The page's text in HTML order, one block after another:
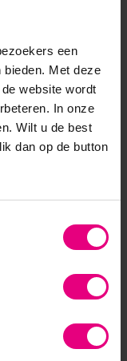
een
bieden. Met deze
website wordt
In onze
Wilt u de best
dan op de button
van de
kennen
en
dieper inzicht
Dit
zowel op werk